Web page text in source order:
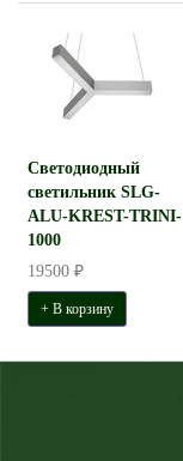
Светодиодный
светильник SLG-
ALU-KREST-TRINI-
1000
19500 ₽
+ В корзину